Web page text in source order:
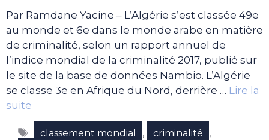
Par Ramdane Yacine – L’Algérie s’est classée 49e
au monde et 6e dans le monde arabe en matière
de criminalité, selon un rapport annuel de
l’indice mondial de la criminalité 2017, publié sur
le site de la base de données Nambio. L’Algérie
se classe 3e en Afrique du Nord, derrière … Lire la
suite
Étiquettes
classement mondial , criminalité ,